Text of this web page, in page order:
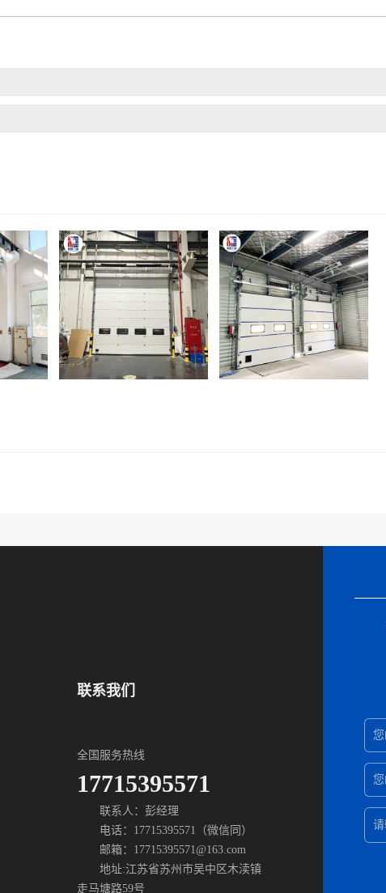
联系我们
全国服务热线
17715395571
联系人：彭经理
电话：17715395571（微信同）
邮箱：17715395571@163.com
地址:江苏省苏州市吴中区木渎镇
走马塘路59号